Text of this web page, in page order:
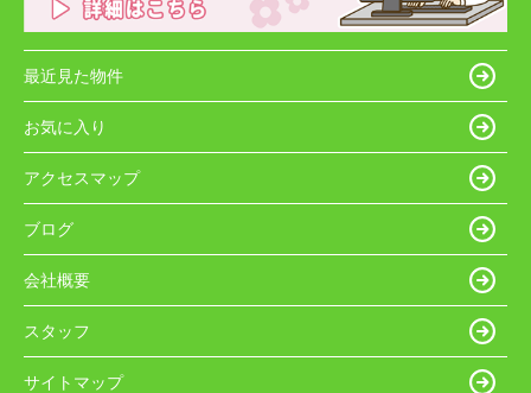
最近見た物件
お気に入り
アクセスマップ
ブログ
会社概要
スタッフ
サイトマップ